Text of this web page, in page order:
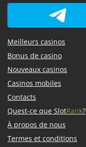
SlotCatalog Telegram
Meilleurs casinos
Bonus de casino
Nouveaux casinos
Casinos mobiles
Contacts
Quest-ce que SlotRank?
À propos de nous
Termes et conditions